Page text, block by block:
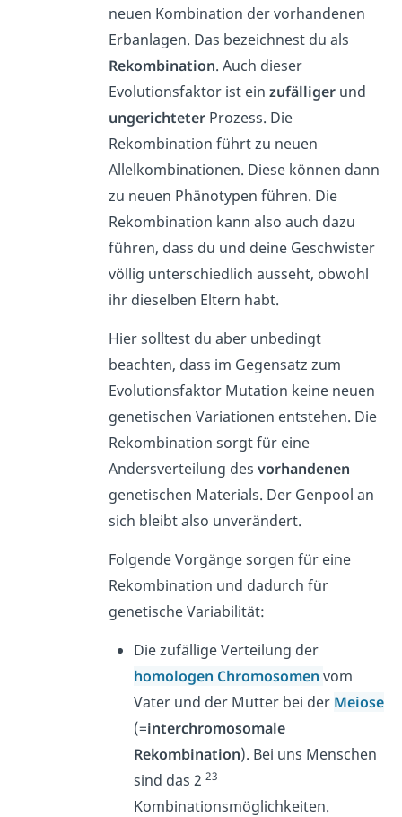
neuen Kombination der vorhandenen
Erbanlagen. Das bezeichnest du als
Rekombination. Auch dieser
Evolutionsfaktor ist einzufälliger und
ungerichteter Prozess. Die
Rekombination führt zu neuen
Allelkombinationen. Diese können dann
zu neuen Phänotypen führen. Die
Rekombination kann also auch dazu
führen, dass du und deine Geschwister
völlig unterschiedlich ausseht, obwohl
ihr dieselben Eltern habt.
Hier solltest du aber unbedingt
beachten, dass im Gegensatz zum
Evolutionsfaktor Mutation keine neuen
genetischen Variationen entstehen. Die
Rekombination sorgt für eine
Andersverteilung desvorhandenen
genetischen Materials. Der Genpool an
sich bleibt also unverändert.
Folgende Vorgänge sorgen für eine
Rekombination und dadurch für
genetische Variabilität:
Die zufällige Verteilung der
homologen Chromosomenvom
Vater und der Mutter bei der Meiose
(=interchromosomale
Rekombination). Bei uns Menschen
sind das 223
Kombinationsmöglichkeiten.